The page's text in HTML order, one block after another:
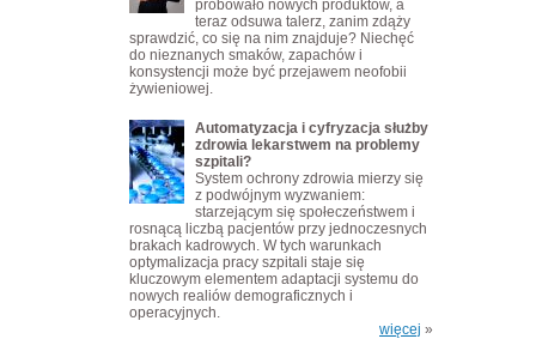
próbowało nowych produktów, a
teraz odsuwa talerz, zanim zdąży
sprawdzić, co się na nim znajduje? Niechęć
do nieznanych smaków, zapachów i
konsystencji może być przejawem neofobii
żywieniowej.
Automatyzacja i cyfryzacja służby
zdrowia lekarstwem na problemy
szpitali?
System ochrony zdrowia mierzy się
z podwójnym wyzwaniem:
starzejącym się społeczeństwem i
rosnącą liczbą pacjentów przy jednoczesnych
brakach kadrowych. W tych warunkach
optymalizacja pracy szpitali staje się
kluczowym elementem adaptacji systemu do
nowych realiów demograficznych i
operacyjnych.
więcej »